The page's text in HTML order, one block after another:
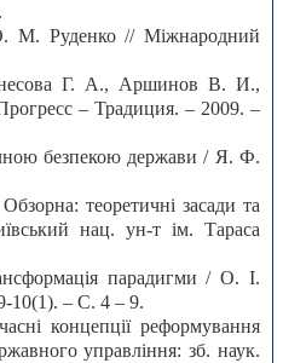
М. Руденко // Міжнародний
Г. А., Аршинов В. И.,
– Традиция. – 2009. –
безпекою держави / Я. Ф.
теоретичні засади та
нац. ун-т ім. Тараса
парадигми / О. І.
10(1). – С. 4 – 9.
концепції реформування
управління: зб. наук.